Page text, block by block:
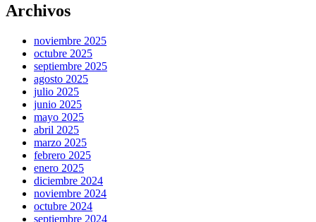
Archivos
noviembre 2025
octubre 2025
septiembre 2025
agosto 2025
julio 2025
junio 2025
mayo 2025
abril 2025
marzo 2025
febrero 2025
enero 2025
diciembre 2024
noviembre 2024
octubre 2024
septiembre 2024